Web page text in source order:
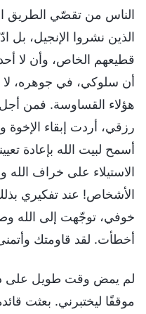
الناس من تقصّي الطريق
الذين نشروا الإنجيل، بل
قطيعهم الخاص، وأن لا
أن سلوكي، في جوهره،
هؤلاء القساوسة. فمن
رزقي، أردت إبقاء
أسمح لبيت الله بإعادة
الاستيلاء على خراف الله
الأشخاص! عند تفكيري
خوفي، توجّهت إلى الله
أخطأت. لقد قاومتك
لم يمض وقت طويل على
موقفًا ليختبرني. بعثت